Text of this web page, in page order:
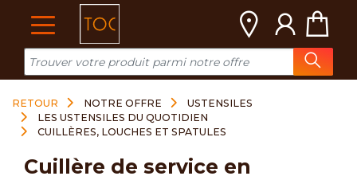
RETOUR NOTRE OFFRE
USTENSILES
LES USTENSILES DU QUOTIDIEN
CUILLÈRES, LOUCHES ET SPATULES
cuillère de service en
Cookies management panel